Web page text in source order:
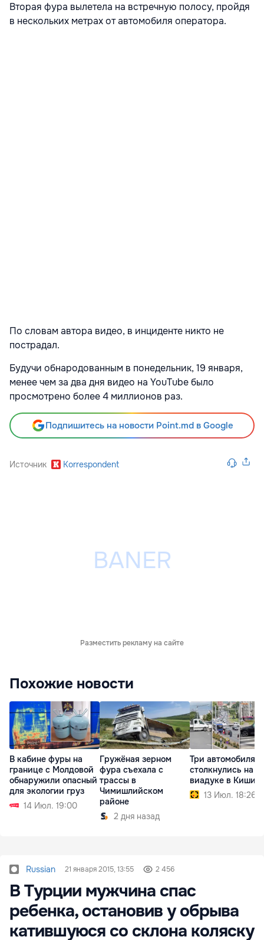
Вторая фура вылетела на встречную полосу, пройдя
в нескольких метрах от автомобиля оператора.
По словам автора видео, в инциденте никто не
пострадал.
Будучи обнародованным в понедельник, 19 января,
менее чем за два дня видео на YouTube было
просмотрено более 4 миллионов раз.
Подпишитесь на новости Point.md в Google
Источник Korrespondent
Разместить рекламу на сайте
Похожие новости
В кабине фуры на
границе с Молдовой
обнаружили опасный
для экологии груз
14 Июл. 19:00
Гружёная зерном
фура съехала с
трассы в
Чимишлийском
районе
2 дня назад
Три автомобиля
столкнулись на
виадуке в
13 Июл. 18:26
Russian 21 января 2015, 13:55 2 456
В Турции мужчина спас
ребенка, остановив у обрыва
катившуюся со склона коляску